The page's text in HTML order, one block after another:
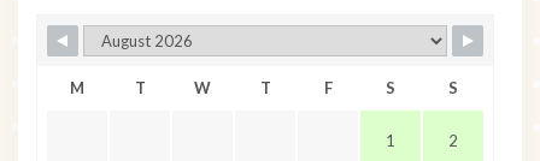
M T W T F S S
1 2